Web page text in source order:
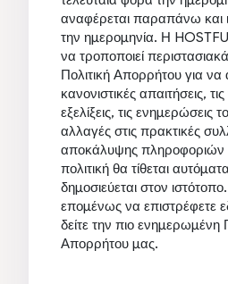
αναφέρεται παραπάνω και
την ημερομηνία. Η
να τροποποιεί
Πολιτική Απορρήτου για να
κανονιστικές απαιτήσεις,
εξελίξεις, τις ενημερώσεις
αλλαγές στις πρακτικές
αποκάλυψης πληροφοριών
πολιτική θα τίθεται
δημοσιεύεται στον
επομένως να επιστρέφετε
δείτε την πιο ενημερωμένη
Απορρήτου μας.